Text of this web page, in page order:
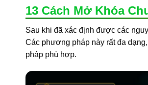
13 Cách Mở Khóa
Sau khi đã xác định được các
Các phương pháp này rất đa
pháp phù hợp.